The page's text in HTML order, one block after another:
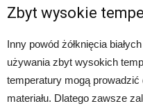
Zbyt wysokie
Inny powód żółknięcia
używania zbyt wysokich
temperatury mogą prowadzić
materiału. Dlatego zawsze